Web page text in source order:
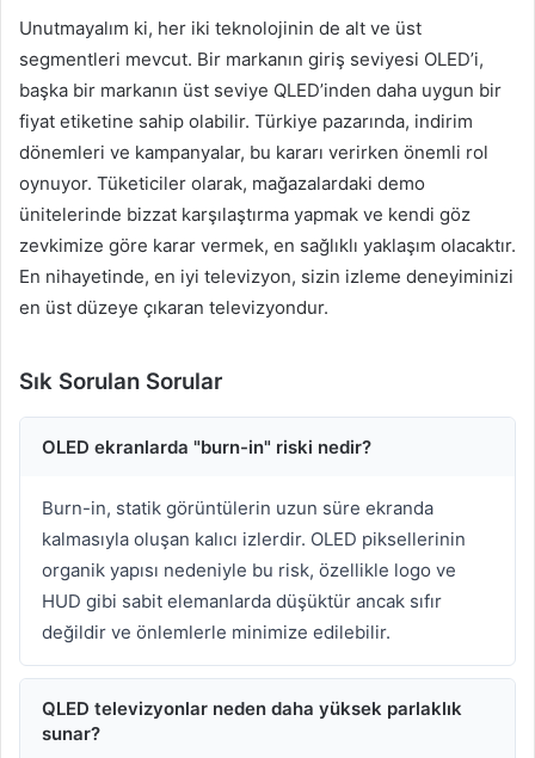
Unutmayalım ki, her iki teknolojinin de alt ve üst
segmentleri mevcut. Bir markanın giriş seviyesi OLED’i,
başka bir markanın üst seviye QLED’inden daha uygun bir
fiyat etiketine sahip olabilir. Türkiye pazarında, indirim
dönemleri ve kampanyalar, bu kararı verirken önemli rol
oynuyor. Tüketiciler olarak, mağazalardaki demo
ünitelerinde bizzat karşılaştırma yapmak ve kendi göz
zevkimize göre karar vermek, en sağlıklı yaklaşım olacaktır.
En nihayetinde, en iyi televizyon, sizin izleme deneyiminizi
en üst düzeye çıkaran televizyondur.
Sık Sorulan Sorular
OLED ekranlarda "burn-in" riski nedir?
Burn-in, statik görüntülerin uzun süre ekranda
kalmasıyla oluşan kalıcı izlerdir. OLED piksellerinin
organik yapısı nedeniyle bu risk, özellikle logo ve
HUD gibi sabit elemanlarda düşüktür ancak sıfır
değildir ve önlemlerle minimize edilebilir.
QLED televizyonlar neden daha yüksek parlaklık
sunar?